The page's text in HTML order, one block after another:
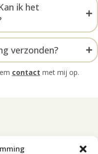
ik het
verzonden?
contact met mij op.